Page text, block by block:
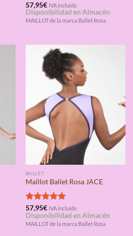
Valorado
con4.33
de 5
57,95€ IVA incluido
Disponibilidad en Almacén
MAILLOT de la marca Ballet Rosa
BALLET
Maillot Ballet Rosa JACE
Valorado
con5.00
de 5
57,95€ IVA incluido
Disponibilidad en Almacén
MAILLOT de la marca Ballet Rosa